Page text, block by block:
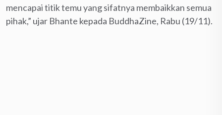
mencapai titik temu yang sifatnya membaikkan semua
pihak,” ujar Bhante kepada BuddhaZine, Rabu (19/11).